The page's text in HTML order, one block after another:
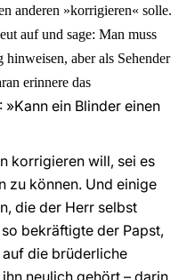
anderen »korrigieren« solle.
auf und sage: Man muss
hinweisen, aber als Sehender
erinnere das
ein Blinder einen
korrigieren will, sei es
zu können. Und einige
die der Herr selbst
bekräftigte der Papst,
die brüderliche
neulich gehört – darin,